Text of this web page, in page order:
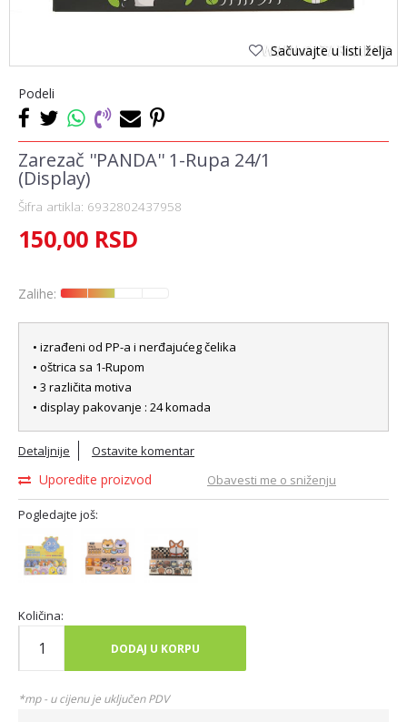
Sačuvajte u listi želja
Podeli
Zarezač ''PANDA'' 1-Rupa 24/1
(Display)
Šifra artikla: 6932802437958
150,00 RSD
Zalihe:
• izrađeni od PP-a i nerđajućeg čelika
• oštrica sa 1-Rupom
• 3 različita motiva
• display pakovanje : 24 komada
Detaljnije Ostavite komentar
Uporedite proizvod Obavesti me o sniženju
Pogledajte još:
Količina:
DODAJ U KORPU
*mp - u cijenu je uključen PDV